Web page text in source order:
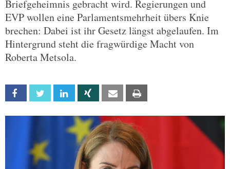
Briefgeheimnis gebracht wird. Regierungen und
EVP wollen eine Parlamentsmehrheit übers Knie
brechen: Dabei ist ihr Gesetz längst abgelaufen. Im
Hintergrund steht die fragwürdige Macht von
Roberta Metsola.
Facebook Twitter Linkedin Xing Email